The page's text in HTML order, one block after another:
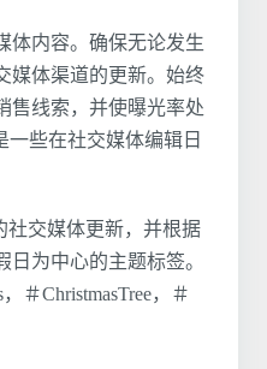
体内容。确保无论发生
媒体渠道的更新。始终
售线索，并使曝光率处
一些在社交媒体编辑日
社交媒体更新，并根据
为中心的主题标签。
＃ChristmasTree，＃